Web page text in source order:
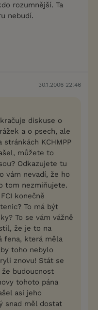
rozumnější. Ta
nebudí.
30.1.2006 22:46
diskuse o
a o psech, ale
KCHMPP
můžete to
Odkazujete tu
vám nevadí, že ho
tom nezmiňujete.
konečně
To má být
To se vám vážně
že je to na
fena, která měla
toho nebylo
znovu! Stát se
budoucnost
tohoto pána
asi jeho
snad měl dostat